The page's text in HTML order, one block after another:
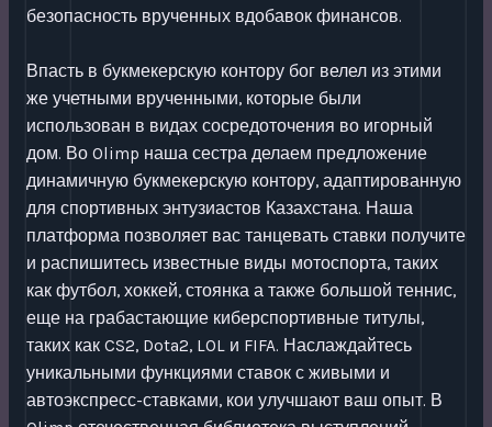
безопасность врученных вдобавок финансов.
Впасть в букмекерскую контору бог велел из этими
же учетными врученными, которые были
использован в видах сосредоточения во игорный
дом. Во Olimp наша сестра делаем предложение
динамичную букмекерскую контору, адаптированную
для спортивных энтузиастов Казахстана. Наша
платформа позволяет вас танцевать ставки получите
и распишитесь известные виды мотоспорта, таких
как футбол, хоккей, стоянка а также большой теннис,
еще на грабастающие киберспортивные титулы,
таких как CS2, Dota2, LOL и FIFA. Наслаждайтесь
уникальными функциями ставок с живыми и
автоэкспресс-ставками, кои улучшают ваш опыт. В